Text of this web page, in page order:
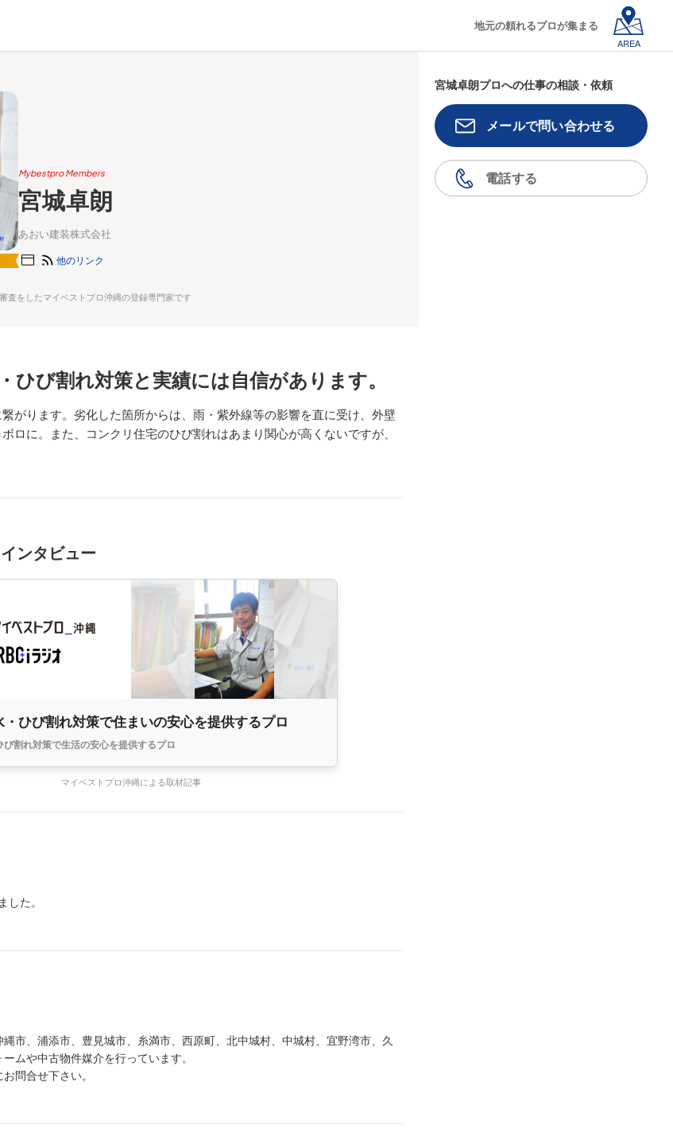
地元の頼れるプロが集まる
AREA
Mybestpro Members
宮城卓朗
あおい建装株式会社
他のリンク
査をしたマイベストプロ沖縄の登録専門家です
ひび割れ対策と実績には自信があります。
がります。劣化した箇所からは、雨・紫外線等の影響を直に受け、外壁
ロに。また、コンクリ住宅のひび割れはあまり関心が高くないですが、
ンタビュー
・ひび割れ対策で住まいの安心を提供するプロ
び割れ対策で生活の安心を提供するプロ
マイベストプロ沖縄による取材記事
た。
市、浦添市、豊見城市、糸満市、西原町、北中城村、中城村、宜野湾市、久
ムや中古物件媒介を行っています。
問合せ下さい。
宮城卓朗プロへの仕事の相談・依頼
メールで問い合わせる
電話する